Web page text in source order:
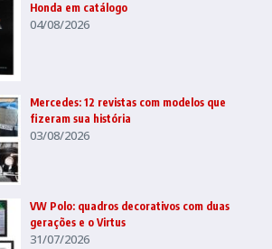
Honda em catálogo
04/08/2026
Mercedes: 12 revistas com modelos que
fizeram sua história
03/08/2026
VW Polo: quadros decorativos com duas
gerações e o Virtus
31/07/2026